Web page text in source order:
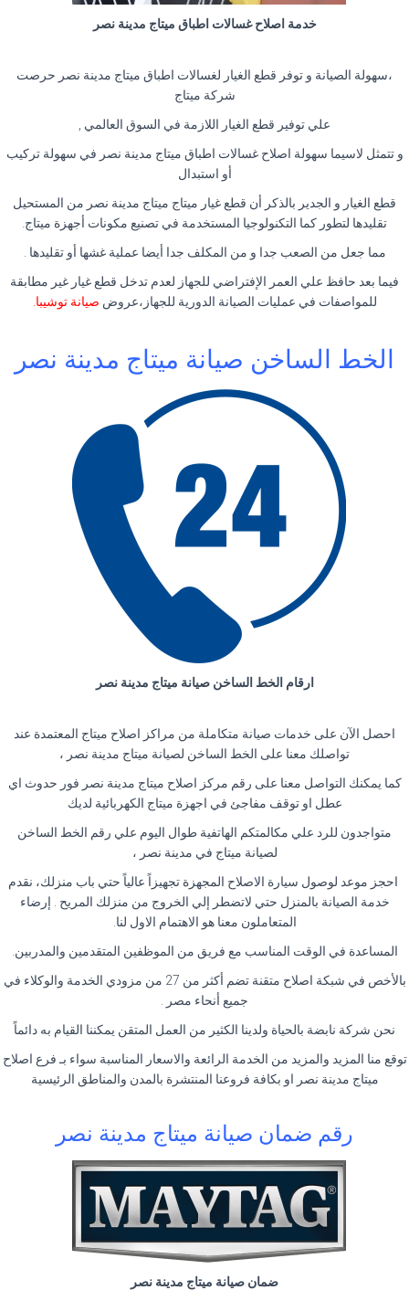
خدمة اصلاح غسالات اطباق ميتاج مدينة نصر
،سهولة الصيانة و توفر قطع الغيار لغسالات اطباق ميتاج مدينة نصر حرصت
شركة ميتاج
علي توفير قطع الغيار اللازمة في السوق العالمي ,
و تتمثل لاسيما سهولة اصلاح غسالات اطباق ميتاج مدينة نصر في سهولة تركيب
أو استبدال
قطع الغيار و الجدير بالذكر أن قطع غيار ميتاج ميتاج مدينة نصر من المستحيل
تقليدها لتطور كما التكنولوجيا المستخدمة في تصنيع مكونات أجهزة ميتاج.
مما جعل من الصعب جدا و من المكلف جدا أيضا عملية غشها أو تقليدها .
فيما بعد حافظ علي العمر الإفتراضي للجهاز لعدم تدخل قطع غيار غير مطابقة
للمواصفات في عمليات الصيانة الدورية للجهاز،عروض صيانة توشيبا
الخط الساخن صيانة ميتاج مدينة نصر
ارقام الخط الساخن صيانة ميتاج مدينة نصر
احصل الآن على خدمات صيانة متكاملة من مراكز اصلاح ميتاج المعتمدة عند
تواصلك معنا على الخط الساخن لصيانة ميتاج مدينة نصر ،
كما يمكنك التواصل معنا على رقم مركز اصلاح ميتاج مدينة نصر فور حدوث اي
عطل او توقف مفاجئ في اجهزة ميتاج الكهربائية لديك
متواجدون للرد علي مكالمتكم الهاتفية طوال اليوم علي رقم الخط الساخن
لصيانة ميتاج في مدينة نصر ،
احجز موعد لوصول سيارة الاصلاح المجهزة تجهيزاً عالياً حتي باب منزلك، نقدم
خدمة الصيانة بالمنزل حتي لاتضطر إلي الخروج من منزلك المريح . إرضاء
المتعاملون معنا هو الاهتمام الاول لنا.
المساعدة في الوقت المناسب مع فريق من الموظفين المتقدمين والمدربين.
بالأخص في شبكة اصلاح متقنة تضم أكثر من 27 من مزودي الخدمة والوكلاء في
جميع أنحاء مصر .
نحن شركة نابضة بالحياة ولدينا الكثير من العمل المتقن يمكننا القيام به دائماً
توقع منا المزيد والمزيد من الخدمة الرائعة والاسعار المناسبة سواء بـ فرع اصلاح
ميتاج مدينة نصر او بكافة فروعنا المنتشرة بالمدن والمناطق الرئيسية
رقم ضمان صيانة ميتاج مدينة نصر
ضمان صيانة ميتاج مدينة نصر